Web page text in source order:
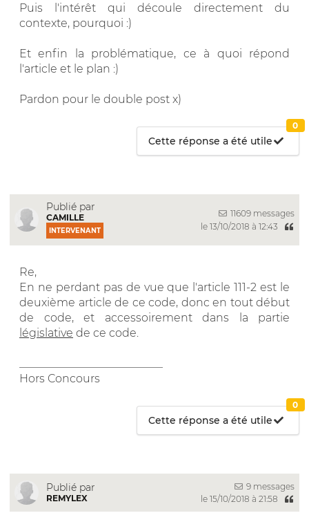
Puis l'intérêt qui découle directement du
contexte, pourquoi :)
Et enfin la problématique, ce à quoi répond
l'article et le plan :)
Pardon pour le double post x)
Cette réponse a été utile
0
Publié par
CAMILLE
INTERVENANT
11609 messages
le 13/10/2018 à 12:43
Re,
En ne perdant pas de vue que l'article 111-2 est le
deuxième article de ce code, donc en tout début
de code, et accessoirement dans la partie
législative de ce code.
Hors Concours
Cette réponse a été utile
0
Publié par
REMYLEX
9 messages
le 15/10/2018 à 21:58